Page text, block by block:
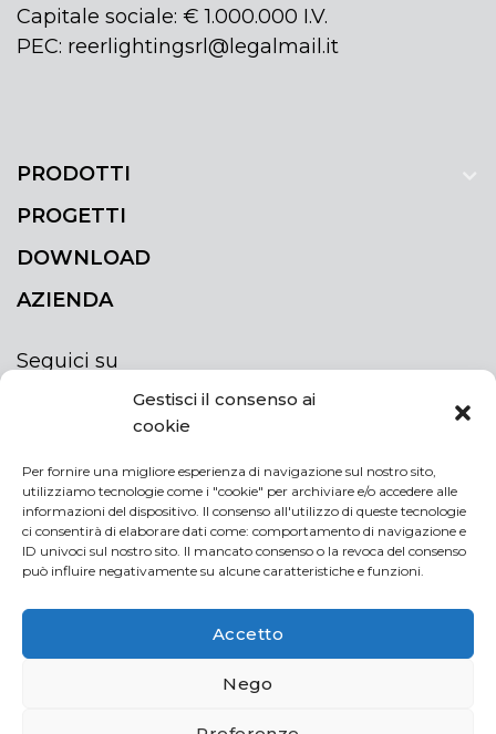
Gestisci il consenso ai
cookie
Per fornire una migliore esperienza di navigazione sul nostro sito,
utilizziamo tecnologie come i "cookie" per archiviare e/o accedere alle
informazioni del dispositivo. Il consenso all'utilizzo di queste tecnologie
ci consentirà di elaborare dati come: comportamento di navigazione e
ID univoci sul nostro sito. Il mancato consenso o la revoca del consenso
può influire negativamente su alcune caratteristiche e funzioni.
Accetto
Nego
Capitale sociale: € 1.000.000 I.V.
PEC: reerlightingsrl@legalmail.it
PRODOTTI
PROGETTI
DOWNLOAD
AZIENDA
Seguici su
ISCRIVITI ALLA NEWSLETTER
Rimani sempre aggiornato iscrivendoti alla
newsletter
NEWSLETTER
Acconsento al trattamento dei miei dati personali
If